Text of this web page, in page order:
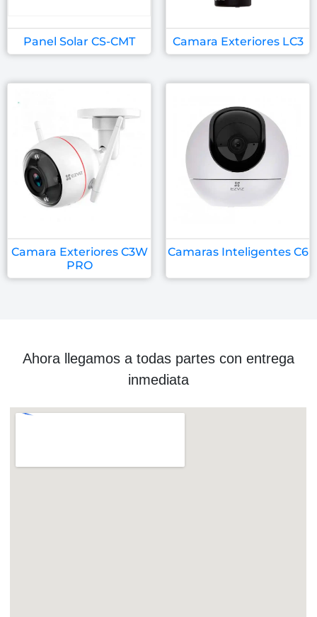
Panel Solar CS-CMT Camara Exteriores LC3
Camara Exteriores C3W
PRO
Camaras Inteligentes C6
Ahora llegamos a todas partes con entrega
inmediata